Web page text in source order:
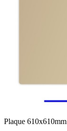
Plaque